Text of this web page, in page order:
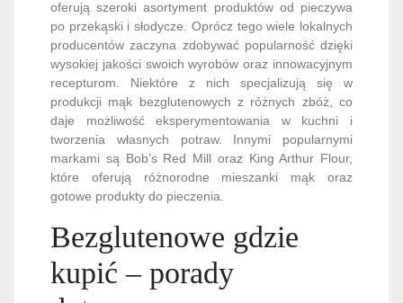
oferują szeroki asortyment produktów od pieczywa
po przekąski i słodycze. Oprócz tego wiele lokalnych
producentów zaczyna zdobywać popularność dzięki
wysokiej jakości swoich wyrobów oraz innowacyjnym
recepturom. Niektóre z nich specjalizują się w
produkcji mąk bezglutenowych z różnych zbóż, co
daje możliwość eksperymentowania w kuchni i
tworzenia własnych potraw. Innymi popularnymi
markami są Bob’s Red Mill oraz King Arthur Flour,
które oferują różnorodne mieszanki mąk oraz
gotowe produkty do pieczenia.
Bezglutenowe gdzie
kupić – porady